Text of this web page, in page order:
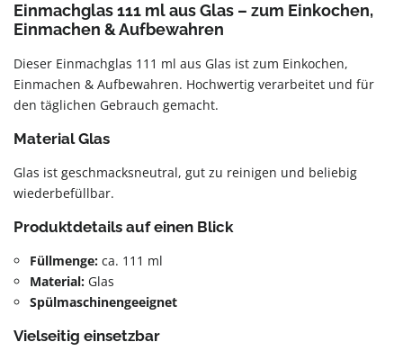
Einmachglas 111 ml aus Glas – zum Einkochen,
Einmachen & Aufbewahren
Dieser Einmachglas 111 ml aus Glas ist zum Einkochen,
Einmachen & Aufbewahren. Hochwertig verarbeitet und für
den täglichen Gebrauch gemacht.
Material Glas
Glas ist geschmacksneutral, gut zu reinigen und beliebig
wiederbefüllbar.
Produktdetails auf einen Blick
Füllmenge: ca. 111 ml
Material: Glas
Spülmaschinengeeignet
Vielseitig einsetzbar